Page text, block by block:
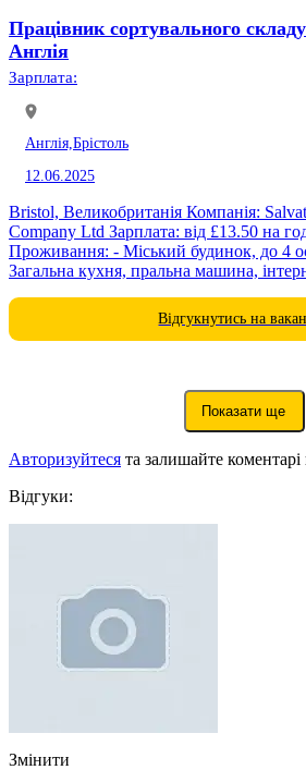
Працівник сортувального
Англія
Зарплата:
Англія, Брістоль
12.06.2025
Bristol, Великобританія Компанія:
Company Ltd Зарплата: від £13.50 на
Проживання: - Міський будинок, до 4
Загальна кухня, пральна машина,
Відгукнутись на
Показати ще
Авторизуйтеся та залишайте
Відгуки:
Змінити